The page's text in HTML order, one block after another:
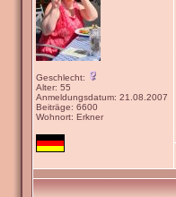
Geschlecht:
Alter: 55
Anmeldungsdatum: 21.08.2007
Beiträge: 6600
Wohnort: Erkner